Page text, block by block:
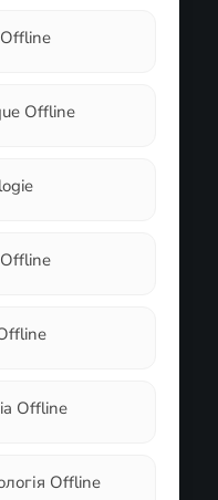
Offline
Offline
Offline